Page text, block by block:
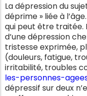
La dépression du
déprime » liée à
qui peut être traitée.
d’une dépression
tristesse exprimée,
(douleurs, fatigue,
irritabilité, troubles
les-personnes-
dépressif sur deux